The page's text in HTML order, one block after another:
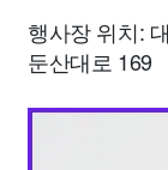
행사장 위치:
둔산대로 169